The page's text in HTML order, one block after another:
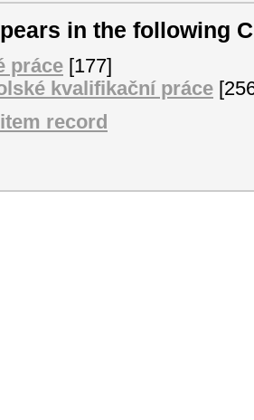
in the following
práce [177]
kvalifikační práce
record